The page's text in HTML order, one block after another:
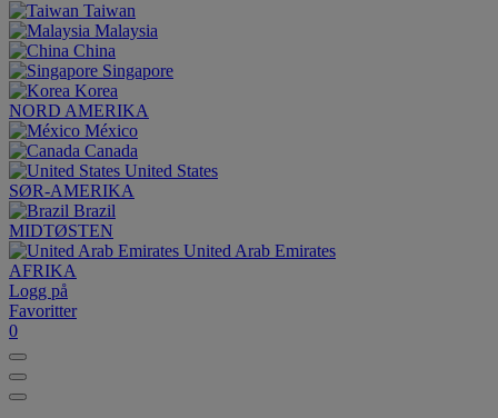
Taiwan
Malaysia
China
Singapore
Korea
NORD AMERIKA
México
Canada
United States
SØR-AMERIKA
Brazil
MIDTØSTEN
United Arab Emirates
AFRIKA
Logg på
Favoritter
0